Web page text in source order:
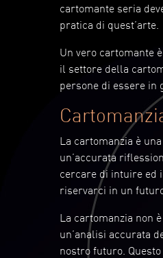
cartomante seria
pratica di quest’arte.
Un vero cartomante
il settore della
persone di essere
La cartomanzia è
un’accurata
cercare di intuire ed
riservarci in un
La cartomanzia non
un’analisi accurata
nostro futuro.